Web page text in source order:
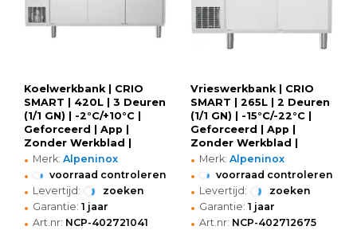
Koelwerkbank | CRIO
SMART | 420L | 3 Deuren
(1/1 GN) | -2°C/+10°C |
Geforceerd | App |
Zonder Werkblad |
1695x700x850(h)mm
• Merk: Alpeninox
• voorraad controleren
• Levertijd: zoeken
• Garantie: 1 jaar
• Art.nr: NCP-402721041
Vrieswerkbank | CRIO
SMART | 265L | 2 Deuren
(1/1 GN) | -15°C/-22°C |
Geforceerd | App |
Zonder Werkblad |
1341x700x800(h)mm
• Merk: Alpeninox
• voorraad controleren
• Levertijd: zoeken
• Garantie: 1 jaar
• Art.nr: NCP-402712675